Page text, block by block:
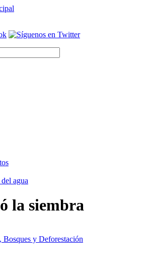
agua
la siembra
y Deforestación